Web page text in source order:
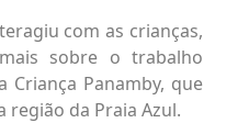
com as crianças,
sobre o trabalho
Criança Panamby, que
da Praia Azul.